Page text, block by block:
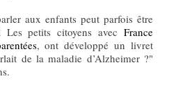
aux enfants peut parfois être
Les petits citoyens avec France
, ont développé un livret
de la maladie d’Alzheimer ?"